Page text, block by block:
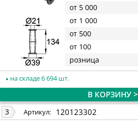
от 5 000
от 1 000
от 500
от 100
розница
на складе 6 694 шт.
В КОРЗИНУ >
3 Артикул: 120123302